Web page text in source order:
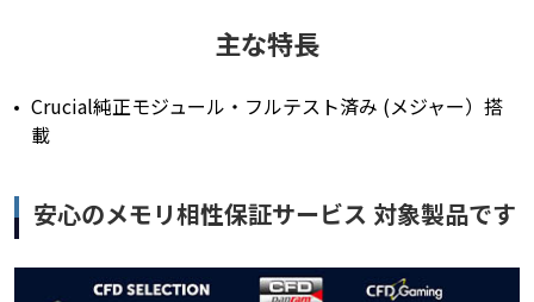
主な特長
Crucial純正モジュール・フルテスト済み (メジャー）搭
載
安心のメモリ相性保証サービス 対象製品です